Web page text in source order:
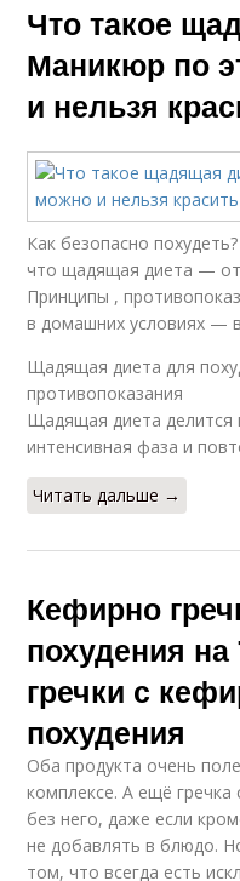
Что такое
Маникюр по
и нельзя
Как безопасно
что щадящая диета —
Принципы ,
в домашних условиях —
Щадящая диета для
противопоказания
Щадящая диета делится
интенсивная фаза и
Читать дальше →
Кефирно
похудения
гречки с
похудения
Оба продукта очень
комплексе. А ещё
без него, даже если
не добавлять в блюдо.
том, что всегда есть